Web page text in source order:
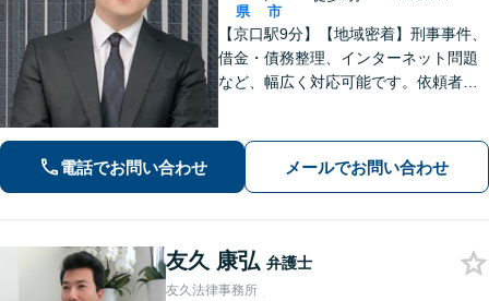
県
市
【京口駅9分】【地域密着】刑事事件、
借金・債務整理、インターネット問題
など、幅広く対応可能です。依頼者さ
ます。また、問題となっている背景事
情にも気を配り、根本的な解決を目指
電話でお問い合わせ メールでお問い合わせ
友久 康弘 弁護士
友久法律事務所